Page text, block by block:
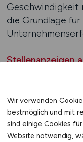
Geschwindigkeit
die Grundlage
Stellenanzeigen
Individuelle
modernes
Moderne
Wir verwenden
bestmöglich und mit
sind einige Cookies
Website notwendig,